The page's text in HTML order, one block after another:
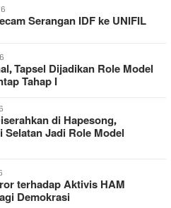
Serangan IDF ke UNIFIL
Tapsel Dijadikan Role Model
Tahap I
di Hapesong,
Selatan Jadi Role Model
terhadap Aktivis HAM
Demokrasi